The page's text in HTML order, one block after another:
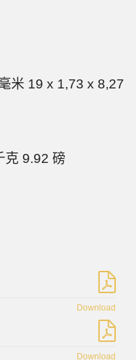
米 19 x 1,73 x 8,27
克 9.92 磅
Download
Download